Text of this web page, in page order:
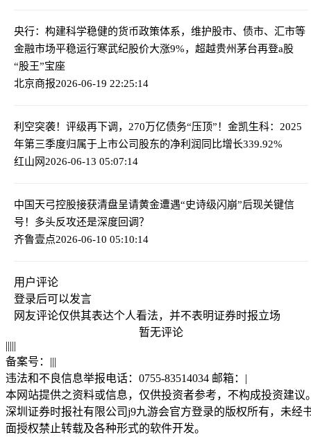
央行：构建科学稳健的货币政策体系，维护股市、债市、汇市等
金融市场平稳运行寒武纪股价大涨9%，超越贵州茅台再登a股
“股王”宝座
北京商报2026-06-19 22:25:14
利空突袭！评级再下调，270万亿债务“压顶”！ 金凯生科：2025
年第三季度归属于上市公司股东的净利润同比增长339.92%
红山网2026-06-13 05:07:14
中国天弓控股接获清盘呈请黄金遭遇“史诗级闪崩”后现关键信
号！多头反攻还是深度回调？
齐鲁壹点2026-06-10 05:10:14
用户评论
登录后可以发言
网友评论仅供其表达个人看法，并不表明证券时报立场
暂无评论
|||||
备案号： |||
违法和不良信息举报电话：0755-83514034 邮箱： |
本网站提供之资料或信息，仅供投资者参考，不构成投资建议
深圳证券时报社有限公司j9九游会官方登录的版权所有，未经
面授权禁止转载及各种形式的软件开发。